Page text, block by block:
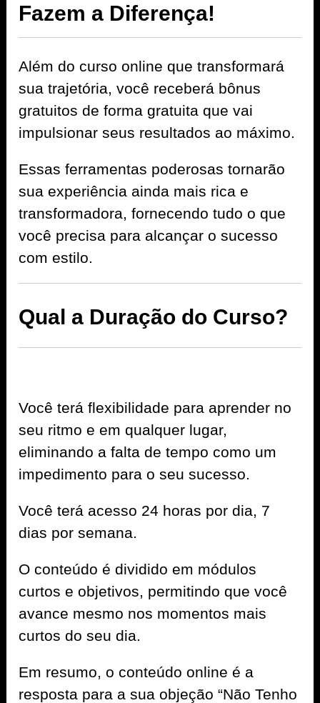
Fazem a Diferença!
Além do curso online que transformará
sua trajetória, você receberá bônus
gratuitos de forma gratuita que vai
impulsionar seus resultados ao máximo.
Essas ferramentas poderosas tornarão
sua experiência ainda mais rica e
transformadora, fornecendo tudo o que
você precisa para alcançar o sucesso
com estilo.
Qual a Duração do Curso?
Você terá flexibilidade para aprender no
seu ritmo e em qualquer lugar,
eliminando a falta de tempo como um
impedimento para o seu sucesso.
Você terá acesso 24 horas por dia, 7
dias por semana.
O conteúdo é dividido em módulos
curtos e objetivos, permitindo que você
avance mesmo nos momentos mais
curtos do seu dia.
Em resumo, o conteúdo online é a
resposta para a sua objeção “Não Tenho